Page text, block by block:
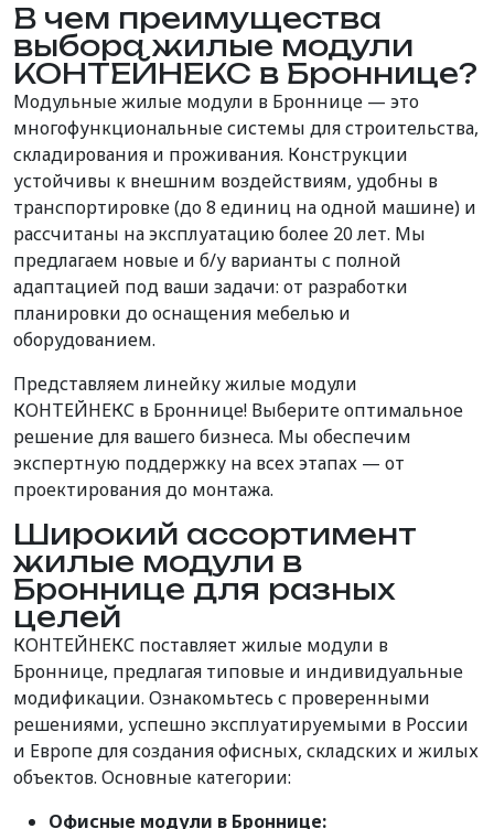
В чем преимущества
выбора жилые модули
КОНТЕЙНЕКС в Броннице?
Модульные жилые модули в Броннице — это
многофункциональные системы для строительства,
складирования и проживания. Конструкции
устойчивы к внешним воздействиям, удобны в
транспортировке (до 8 единиц на одной машине) и
рассчитаны на эксплуатацию более 20 лет. Мы
предлагаем новые и б/у варианты с полной
адаптацией под ваши задачи: от разработки
планировки до оснащения мебелью и
оборудованием.
Представляем линейку жилые модули
КОНТЕЙНЕКС в Броннице! Выберите оптимальное
решение для вашего бизнеса. Мы обеспечим
экспертную поддержку на всех этапах — от
проектирования до монтажа.
Широкий ассортимент
жилые модули в
Броннице для разных
целей
КОНТЕЙНЕКС поставляет жилые модули в
Броннице, предлагая типовые и индивидуальные
модификации. Ознакомьтесь с проверенными
решениями, успешно эксплуатируемыми в России
и Европе для создания офисных, складских и жилых
объектов. Основные категории:
Офисные модули в Броннице: